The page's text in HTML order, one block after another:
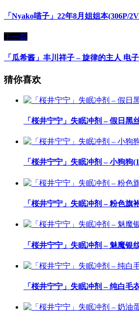
「Nyako喵子」22年8月姐姐本(306P/
下一篇
「瓜希酱」丰川祥子 – 旋律的主人 电
猜你喜欢
「桜井宁宁」失眠冲剂 – 假日黑
「桜井宁宁」失眠冲剂 – 小狗狗
「桜井宁宁」失眠冲剂 – 粉色旗
「桜井宁宁」失眠冲剂 – 魅魔银
「桜井宁宁」失眠冲剂 – 纯白毛